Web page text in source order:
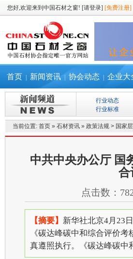
您好,欢迎来到中国石材之窗! [请登录] [免费注册]
首页 新闻资讯 协会动态 企业大
行业动态
行业标准
当前位置: 首页 » 石材资讯 » 政策法规 > 国家
中共中央办公厅 国
合
点击数：
【摘要】 新华社北京4月23
《碳达峰碳中和综合评价
真遵照执行。《碳达峰碳中